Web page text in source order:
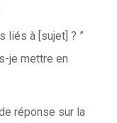
liés à [sujet] ? ”
je mettre en
réponse sur la